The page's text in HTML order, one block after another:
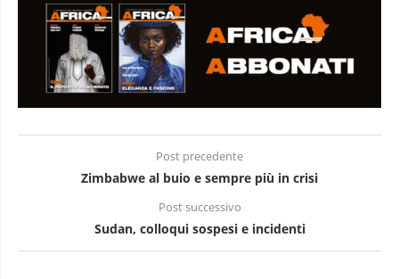
Post precedente
Zimbabwe al buio e sempre più in crisi
Post successivo
Sudan, colloqui sospesi e incidenti